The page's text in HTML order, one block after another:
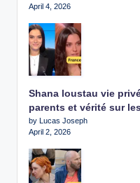
April 4, 2026
Shana loustau vie
parents et vérité sur
by Lucas Joseph
April 2, 2026